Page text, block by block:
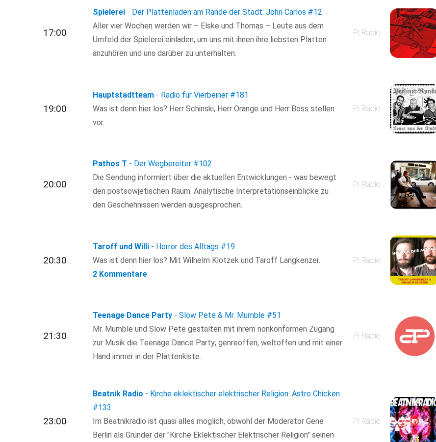
17:00
Spielerei - Der Plattenladen am Rande der Stadt: John Carlos #12
Aller vier Wochen werden wir – Elske und Thomas – Leute aus dem
Umfeld der Spielerei einladen, um uns mit ihnen ihre liebsten Platten
anzuhören und uns darüber zu unterhalten.
Pi Radio
19:00
Hauptstadtteam - Radio für Vierbeiner #181
Was ist denn hier los? Herr Schinski, Herr Orange und Herr Boss stellen
vor.
Pi Radio
20:00
Pathos T - Der Wegbereiter #102
Die Sendung informiert über die aktuellen Entwicklungen - was bewegt
den postsowjetischen Raum. Analytische Interpretationseinblicke zu
den Geschehnissen werden ausgesprochen.
Pi Radio
20:30
Taroff und Willi - Horror des Alltags #19
Was ist denn hier los? Mit Wilhelm Klotzek und Taroff Langkenzer.
2 Kommentare
Pi Radio
21:30
Teenage Dance Party - Slow Pete & Mr. Mumble #51
Mr. Mumble und Slow Pete gestalten mit ihrem nonkonformen Zugang
zur Musik die Teenage Dance Party; genreoffen, weltoffen und mit einer
Hand immer in der Plattenkiste.
Pi Radio
23:00
Beatnik Radio - Kirche eklektischer elektrischer Religion: Astro Chicken
#133
Im Beatnikradio ist quasi alles möglich, obwohl der Moderator Gene
Berlin als Gründer der "Kirche Eklektischer Elektrischer Religion" seinen
Pi Radio